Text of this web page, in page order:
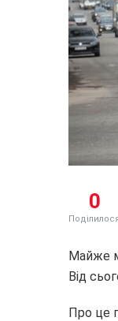
0
Майже
Від
Про це